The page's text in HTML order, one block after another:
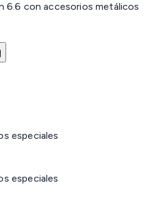
6.6 con accesorios metálicos
especiales
especiales